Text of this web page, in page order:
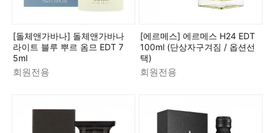
[돌체앤가바나] 돌체앤가바나
라이트 블루 뿌르 옴므 EDT 7
5ml
회원전용
[에르메스] 에르메스 H24 EDT
100ml (단상자구겨짐 / 옵션선
택)
회원전용